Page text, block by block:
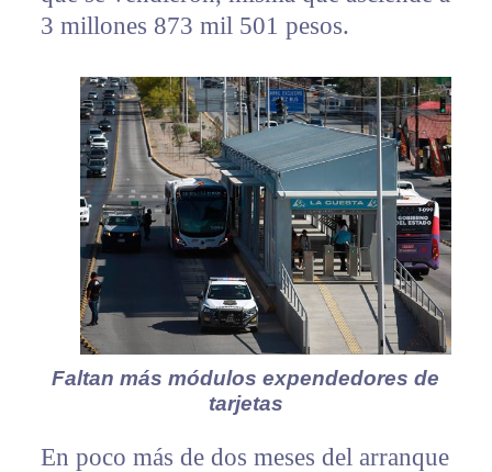
3 millones 873 mil 501 pesos.
Faltan más módulos expendedores de
tarjetas
En poco más de dos meses del arranque